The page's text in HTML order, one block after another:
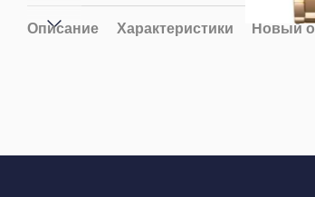
Описание Характеристики Новый